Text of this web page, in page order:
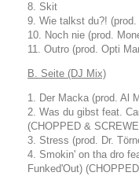
8. Skit
9. Wie talkst du?!
10. Noch nie (prod.
11. Outro (prod. Opti
B. Seite (DJ Mix)
1. Der Macka (prod. Al
2. Was du gibst feat.
(CHOPPED &
3. Stress (prod. Dr.
4. Smokin' on tha dro
Funked'Out)